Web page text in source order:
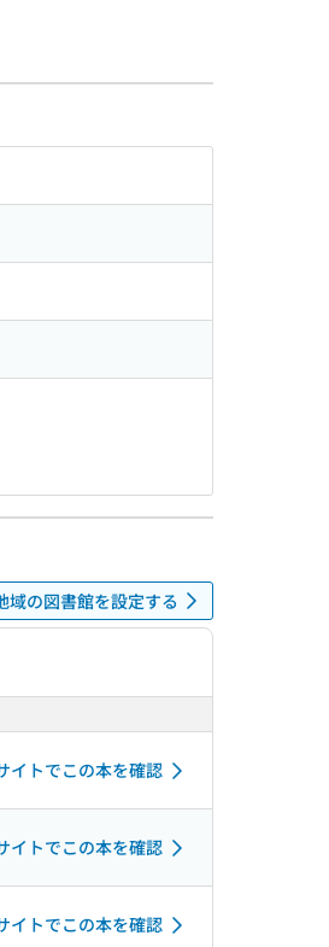
域の図書館を設定する
イトでこの本を確認
イトでこの本を確認
イトでこの本を確認